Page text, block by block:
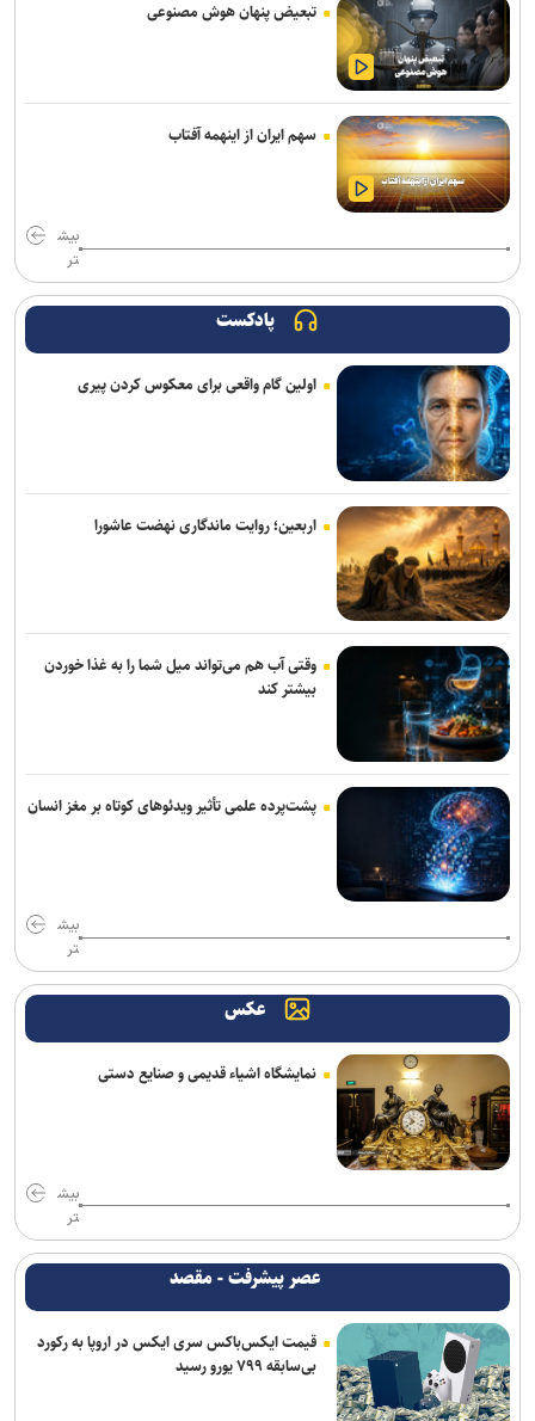
تبعیض پنهان هوش مصنوعی
سهم ایران از اینهمه آفتاب
بیش
تر
پادکست
اولین گام واقعی برای معکوس کردن پیری
اربعین؛ روایت ماندگاری نهضت عاشورا
وقتی آب هم می‌تواند میل شما را به غذا خوردن
بیشتر کند
پشت‌پرده علمی تأثیر ویدئو‌های کوتاه بر مغز انسان
بیش
تر
عکس
نمایشگاه اشیاء قدیمی و صنایع دستی
بیش
تر
عصر پیشرفت - مقصد
قیمت ایکس‌باکس سری ایکس در اروپا به رکورد
بی‌سابقه ۷۹۹ یورو رسید